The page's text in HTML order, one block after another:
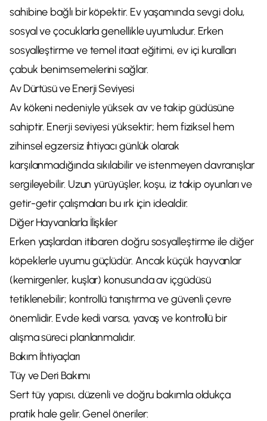
sahibine bağlı bir köpektir. Ev yaşamında sevgi dolu,
sosyal ve çocuklarla genellikle uyumludur. Erken
sosyalleştirme ve temel itaat eğitimi, ev içi kuralları
çabuk benimsemelerini sağlar.
Av Dürtüsü ve Enerji Seviyesi
Av kökeni nedeniyle yüksek av ve takip güdüsüne
sahiptir. Enerji seviyesi yüksektir; hem fiziksel hem
zihinsel egzersiz ihtiyacı günlük olarak
karşılanmadığında sıkılabilir ve istenmeyen davranışlar
sergileyebilir. Uzun yürüyüşler, koşu, iz takip oyunları ve
getir-getir çalışmaları bu ırk için idealdir.
Diğer Hayvanlarla İlişkiler
Erken yaşlardan itibaren doğru sosyalleştirme ile diğer
köpeklerle uyumu güçlüdür. Ancak küçük hayvanlar
(kemirgenler, kuşlar) konusunda av içgüdüsü
tetiklenebilir; kontrollü tanıştırma ve güvenli çevre
önemlidir. Evde kedi varsa, yavaş ve kontrollü bir
alışma süreci planlanmalıdır.
Bakım İhtiyaçları
Tüy ve Deri Bakımı
Sert tüy yapısı, düzenli ve doğru bakımla oldukça
pratik hale gelir. Genel öneriler: